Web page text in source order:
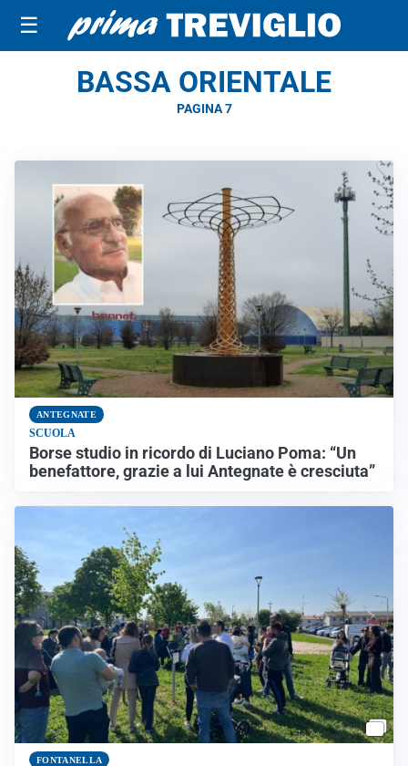
☰
BASSA ORIENTALE
PAGINA 7
ANTEGNATE
SCUOLA
Borse studio in ricordo di Luciano Poma: “Un
benefattore, grazie a lui Antegnate è cresciuta”
FONTANELLA